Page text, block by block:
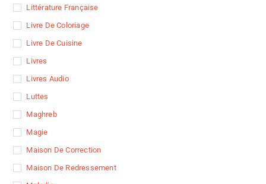
Littérature Française
Livre De Coloriage
Livre De Cuisine
Livres
Livres Audio
Luttes
Maghreb
Magie
Maison De Correction
Maison De Redressement